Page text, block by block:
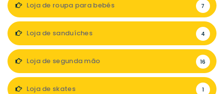
Loja de roupa para bebés 7
Loja de sanduíches 4
Loja de segunda mão 16
Loja de skates 1